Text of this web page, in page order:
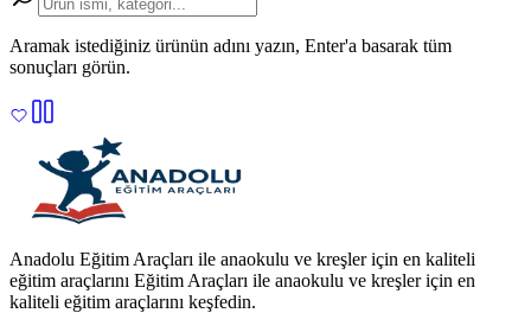
Aramak istediğiniz ürünün adını yazın, Enter'a basarak tüm
sonuçları görün.
Anadolu Eğitim Araçları ile anaokulu ve kreşler için en kaliteli
eğitim araçlarını Eğitim Araçları ile anaokulu ve kreşler için en
kaliteli eğitim araçlarını keşfedin.